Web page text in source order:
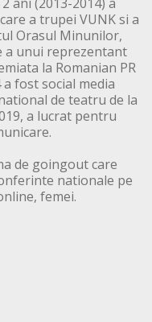
a trupei VUNK si a
Orasul Minunilor,
a unui reprezentant
la Romanian PR
a fost social media
de teatru de la
a lucrat pentru
de goingout care
nationale pe
femei.